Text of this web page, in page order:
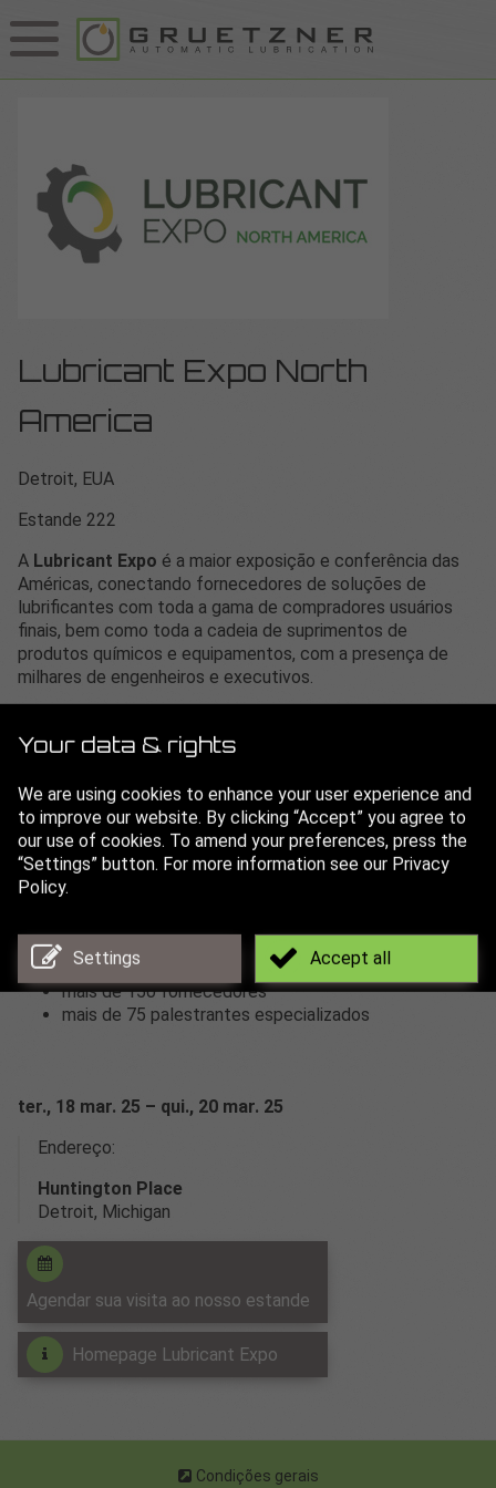
Lubricant Expo North
America
Detroit, EUA
Estande 222
A Lubricant Expo é a maior exposição e conferência das
Américas, conectando fornecedores de soluções de
lubrificantes com toda a gama de compradores usuários
finais, bem como toda a cadeia de suprimentos de
produtos químicos e equipamentos, com a presença de
milhares de engenheiros e executivos.
Lubricant Expo Europe, essas duas feiras oferecem as
em escala global, com uma exposição e conferência
gratuitas que atendem aos interesses de milhares de
visitantes representando mais de 75 países. Os
expositores cobrem a cadeia de ponta a ponta do setor,
desde lubrificantes acabados e tecnologias para usuários
laboratório.
mais de 150 fornecedores
mais de 75 palestrantes especializados
ter., 18 mar. 25 – qui., 20 mar. 25
Endereço:
Huntington Place
Detroit, Michigan
Agendar sua visita ao nosso estande
Homepage Lubricant Expo
Condições gerais
Your data & rights
We are using cookies to enhance your user experience and
to improve our website. By clicking “Accept” you agree to
our use of cookies. To amend your preferences, press the
“Settings” button. For more information see our Privacy
Policy.
Settings Accept all